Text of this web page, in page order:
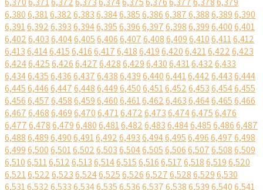
6,3806,3816,3826,3836,3846,3856,3866,3876,3886,3896,390
6,3916,3926,3936,3946,3956,3966,3976,3986,3996,4006,401
6,4026,4036,4046,4056,4066,4076,4086,4096,4106,4116,412
6,4136,4146,4156,4166,4176,4186,4196,4206,4216,4226,423
6,4246,4256,4266,4276,4286,4296,4306,4316,4326,433
6,4346,4356,4366,4376,4386,4396,4406,4416,4426,4436,444
6,4456,4466,4476,4486,4496,4506,4516,4526,4536,4546,455
6,4566,4576,4586,4596,4606,4616,4626,4636,4646,4656,466
6,4676,4686,4696,4706,4716,4726,4736,4746,4756,476
6,4776,4786,4796,4806,4816,4826,4836,4846,4856,4866,487
6,4886,4896,4906,4916,4926,4936,4946,4956,4966,4976,498
6,4996,5006,5016,5026,5036,5046,5056,5066,5076,5086,509
6,5106,5116,5126,5136,5146,5156,5166,5176,5186,5196,520
6,5216,5226,5236,5246,5256,5266,5276,5286,5296,530
6,5316,5326,5336,5346,5356,5366,5376,5386,5396,5406,541